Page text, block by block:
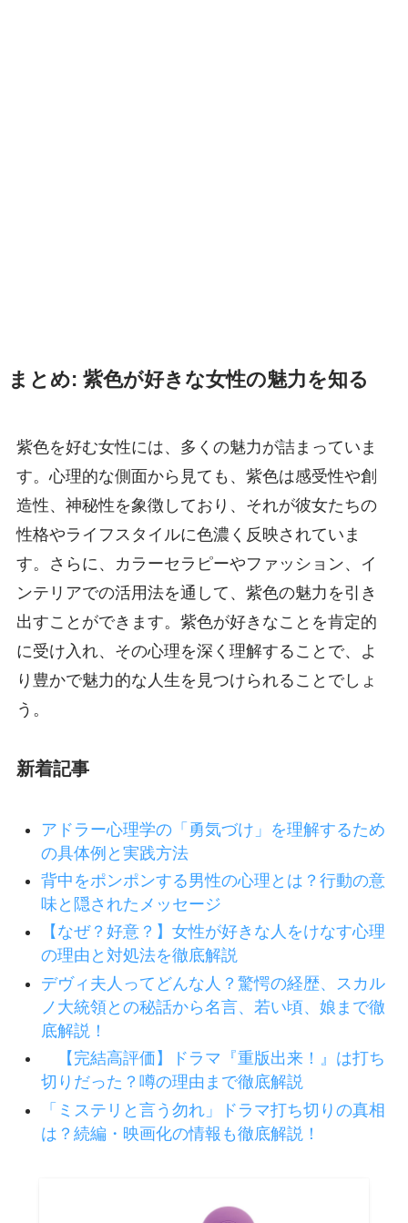
まとめ: 紫色が好きな女性の魅力を知る
紫色を好む女性には、多くの魅力が詰まっていま
す。心理的な側面から見ても、紫色は感受性や創
造性、神秘性を象徴しており、それが彼女たちの
性格やライフスタイルに色濃く反映されていま
す。さらに、カラーセラピーやファッション、イ
ンテリアでの活用法を通して、紫色の魅力を引き
出すことができます。紫色が好きなことを肯定的
に受け入れ、その心理を深く理解することで、よ
り豊かで魅力的な人生を見つけられることでしょ
う。
新着記事
アドラー心理学の「勇気づけ」を理解するため
の具体例と実践方法
背中をポンポンする男性の心理とは？行動の意
味と隠されたメッセージ
【なぜ？好意？】女性が好きな人をけなす心理
の理由と対処法を徹底解説
デヴィ夫人ってどんな人？驚愕の経歴、スカル
ノ大統領との秘話から名言、若い頃、娘まで徹
底解説！
【完結高評価】ドラマ『重版出来！』は打ち
切りだった？噂の理由まで徹底解説
「ミステリと言う勿れ」ドラマ打ち切りの真相
は？続編・映画化の情報も徹底解説！